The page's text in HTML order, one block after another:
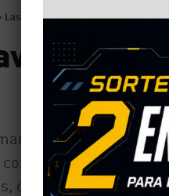
> Las diez averías más caras que
de tu
alguna de las
del turbo, del